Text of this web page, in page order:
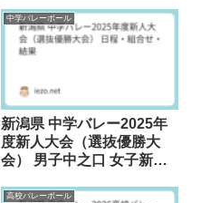
中学バレーボール
新潟県 中学バレー2025年
度新人大会（選抜優勝大
会） 男子中之口 女子新潟
高校バレーボール